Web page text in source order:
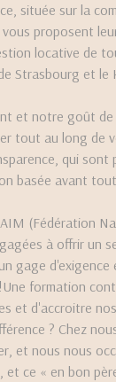
située sur la
proposent
locative de
Strasbourg et le
et notre goût
tout au long de
qui sont
basée avant
(Fédération
à offrir un
gage d'exigence
formation
et d'accroitre
? Chez
et nous nous
et ce « en bon